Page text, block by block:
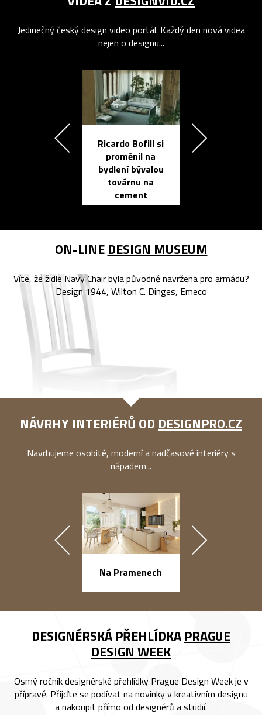
Jedinečný český design video portál. Každý den nová videa
nejen o designu...
Ricardo Bofill si
proměnil na
bydlení bývalou
továrnu na
cement
ON-LINE DESIGN MUSEUM
Víte, že židle Navy Chair byla původně navržena pro armádu?
Design 1944, Wilton C. Dinges, Emeco
NÁVRHY INTERIÉRŮ OD DESIGNPRO.CZ
Navrhujeme osobité, moderní a nadčasové interiéry s
nápadem...
Na Pramenech
DESIGNÉRSKÁ PŘEHLÍDKA PRAGUE
DESIGN WEEK
Osmý ročník designérské přehlídky Prague Design Week je v
přípravě. Přijďte se podívat na novinky v kreativním designu
a nakoupit přímo od designérů a studií.